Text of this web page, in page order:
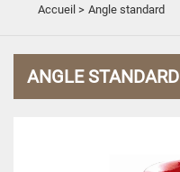
Accueil > Angle standard
ANGLE STANDARD